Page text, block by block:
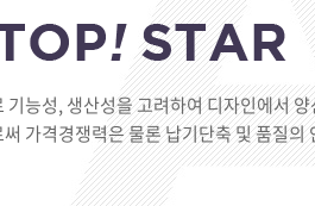
능성, 생산성을 고려하여 디자인에서
격경쟁력은 물론 납기단축 및 품질의